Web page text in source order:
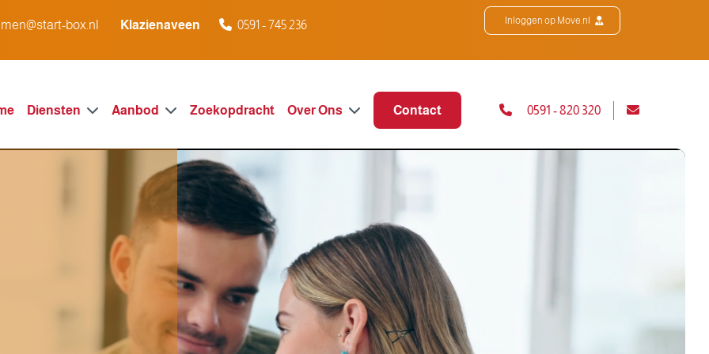
box.nl Klazienaveen
0591 - 745 236
Inloggen op Move.nl
Diensten Aanbod Zoekopdracht Over Ons Contact 0591 - 820 320